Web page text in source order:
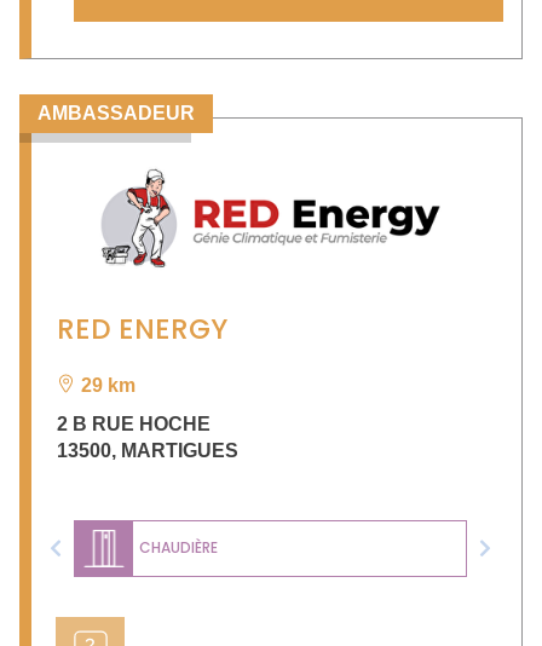
AMBASSADEUR
RED ENERGY
29 km
2 B RUE HOCHE
13500, MARTIGUES
CHAUDIÈRE
Previous Next